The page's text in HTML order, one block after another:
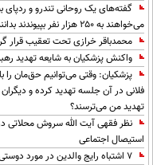
می‌خواهند به ۲۵۰ هزار نفر بپیوندند بدانند ...
محمدباقر خرازی تحت تعقیب قرار
واکنش پزشکیان به شایعه تهدید
پزشکیان: وقتی می‌توانیم حق‌مان را
فلانی در آن جلسه تهدید کرده و دیگران
تهدید من می‌ترسند؟
نظر فقهی آیت الله سروش محلاتی
استیصال اجتماعی
۷ اشتباه رایج والدین در مورد دوستی‌های نوجوانان + راه‌حل های علمی